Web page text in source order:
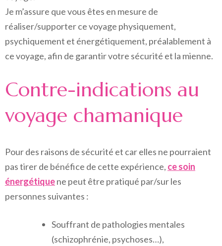
Je m’assure que vous êtes en mesure de
réaliser/supporter ce voyage physiquement,
psychiquement et énergétiquement, préalablement à
ce voyage, afin de garantir votre sécurité et la mienne.
Contre-indications au
voyage chamanique
Pour des raisons de sécurité et car elles ne pourraient
pas tirer de bénéfice de cette expérience, ce soin
énergétiquene peut être pratiqué par/sur les
personnes suivantes :
Souffrant de pathologies mentales
(schizophrénie, psychoses…),